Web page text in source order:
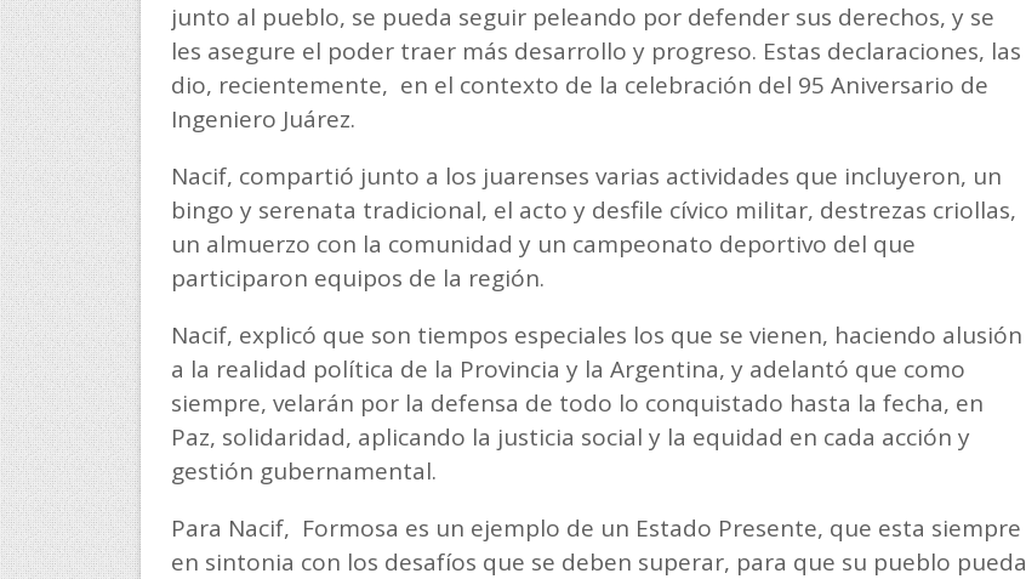
junto al pueblo, se pueda seguir peleando por defender sus derechos, y se
les asegure el poder traer más desarrollo y progreso. Estas declaraciones, las
dio, recientemente, en el contexto de la celebración del 95 Aniversario de
Ingeniero Juárez.
Nacif, compartió junto a los juarenses varias actividades que incluyeron, un
bingo y serenata tradicional, el acto y desfile cívico militar, destrezas criollas,
un almuerzo con la comunidad y un campeonato deportivo del que
participaron equipos de la región.
Nacif, explicó que son tiempos especiales los que se vienen, haciendo alusión
a la realidad política de la Provincia y la Argentina, y adelantó que como
siempre, velarán por la defensa de todo lo conquistado hasta la fecha, en
Paz, solidaridad, aplicando la justicia social y la equidad en cada acción y
gestión gubernamental.
Para Nacif, Formosa es un ejemplo de un Estado Presente, que esta siempre
en sintonia con los desafíos que se deben superar, para que su pueblo pueda